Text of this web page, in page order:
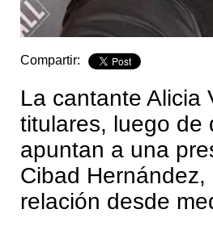
Compartir:
La cantante Alicia
titulares, luego de
apuntan a una
Cibad
relación desde